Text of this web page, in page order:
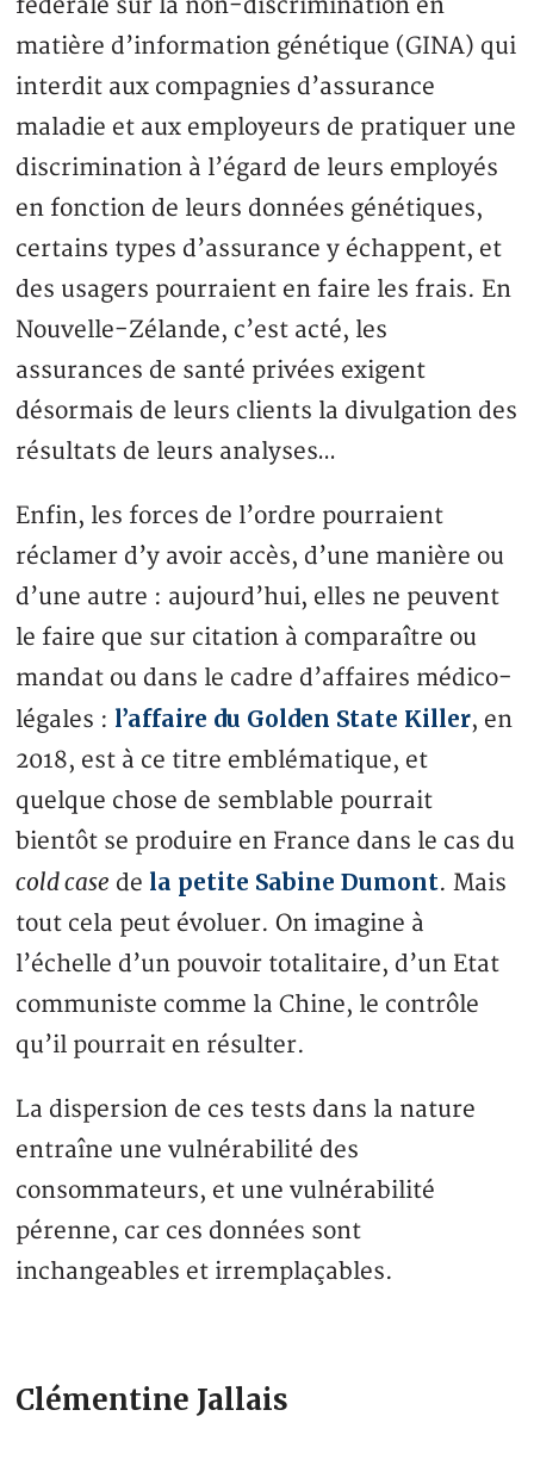
fédérale sur la non-discrimination en
matière d’information génétique (GINA) qui
interdit aux compagnies d’assurance
maladie et aux employeurs de pratiquer une
discrimination à l’égard de leurs employés
en fonction de leurs données génétiques,
certains types d’assurance y échappent, et
des usagers pourraient en faire les frais. En
Nouvelle-Zélande, c’est acté, les
assurances de santé privées exigent
désormais de leurs clients la divulgation des
résultats de leurs analyses…
Enfin, les forces de l’ordre pourraient
réclamer d’y avoir accès, d’une manière ou
d’une autre : aujourd’hui, elles ne peuvent
le faire que sur citation à comparaître ou
mandat ou dans le cadre d’affaires médico-
légales : l’affaire du Golden State Killer, en
2018, est à ce titre emblématique, et
quelque chose de semblable pourrait
bientôt se produire en France dans le cas du
cold case de la petite Sabine Dumont. Mais
tout cela peut évoluer. On imagine à
l’échelle d’un pouvoir totalitaire, d’un Etat
communiste comme la Chine, le contrôle
qu’il pourrait en résulter.
La dispersion de ces tests dans la nature
entraîne une vulnérabilité des
consommateurs, et une vulnérabilité
pérenne, car ces données sont
inchangeables et irremplaçables.
Clémentine Jallais